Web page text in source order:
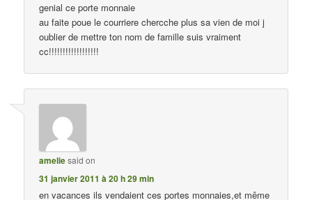
genial ce porte monnaie
au faite poue le courriere chercche plus sa vien de moi j
oublier de mettre ton nom de famille suis vraiment
cc!!!!!!!!!!!!!!!!!!
ameliesaid on
31 janvier 2011 à 20 h 29 min
en vacances ils vendaient ces portes monnaies,et même